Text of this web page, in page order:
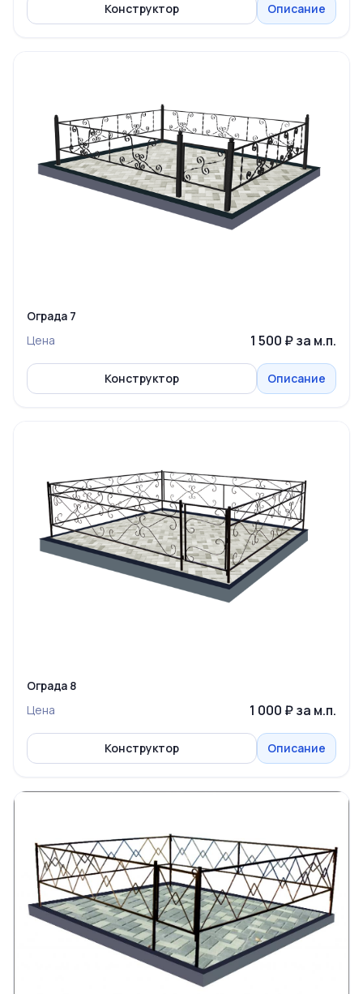
Конструктор Описание
Ограда 7
Цена
1 500 ₽ за м.п.
Конструктор Описание
Ограда 8
Цена
1 000 ₽ за м.п.
Конструктор Описание